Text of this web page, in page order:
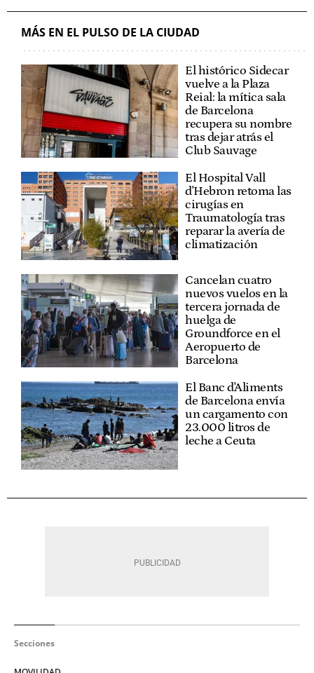
MÁS EN EL PULSO DE LA CIUDAD
El histórico Sidecar
vuelve a la Plaza
Reial: la mítica sala
de Barcelona
recupera su nombre
tras dejar atrás el
Club Sauvage
El Hospital Vall
d'Hebron retoma las
cirugías en
Traumatología tras
reparar la avería de
climatización
Cancelan cuatro
nuevos vuelos en la
tercera jornada de
huelga de
Groundforce en el
Aeropuerto de
Barcelona
El Banc d'Aliments
de Barcelona envía
un cargamento con
23.000 litros de
leche a Ceuta
Secciones